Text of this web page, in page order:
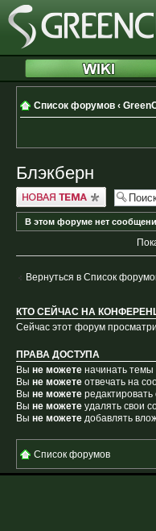
Список форумов ‹
Блэкберн
Новая тема
В этом форуме нет
Вернуться в Список
КТО СЕЙЧАС НА
Сейчас этот форум
ПРАВА ДОСТУПА
Вы не можете начинать темы
Вы не можете отвечать на
Вы не можете
Вы не можете удалять свои
Вы не можете добавлять
Список форумов